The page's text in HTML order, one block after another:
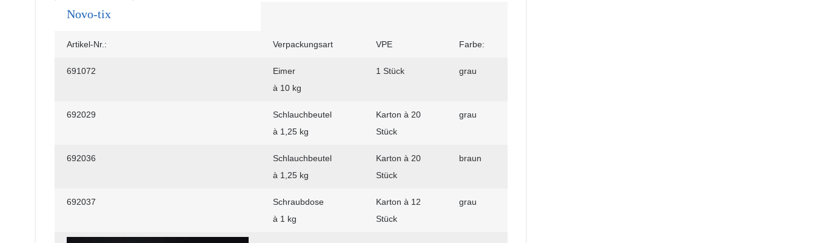
Novo-tix
Artikel-Nr.: Verpackungsart VPE Farbe:
691072
Eimer
à 10 kg
1 Stück grau
692029
Schlauchbeutel
à 1,25 kg
Karton à 20
Stück
grau
692036
Schlauchbeutel
à 1,25 kg
Karton à 20
Stück
braun
692037
Schraubdose
à 1 kg
Karton à 12
Stück
grau